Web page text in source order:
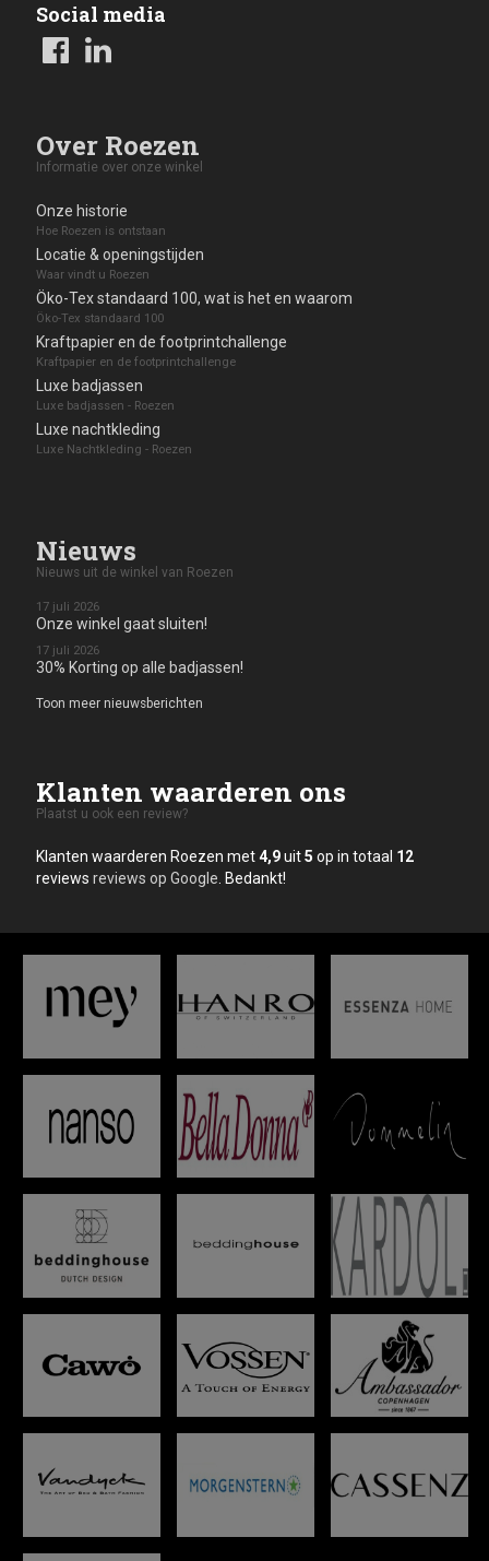
Social media
Over Roezen
Informatie over onze winkel
Onze historie
Hoe Roezen is ontstaan
Locatie & openingstijden
Waar vindt u Roezen
Öko-Tex standaard 100, wat is het en waarom
Öko-Tex standaard 100
Kraftpapier en de footprintchallenge
Kraftpapier en de footprintchallenge
Luxe badjassen
Luxe badjassen - Roezen
Luxe nachtkleding
Luxe Nachtkleding - Roezen
Nieuws
Nieuws uit de winkel van Roezen
17 juli 2026
Onze winkel gaat sluiten!
17 juli 2026
30% Korting op alle badjassen!
Toon meer nieuwsberichten
Klanten waarderen ons
Plaatst u ook een review?
Klanten waarderen Roezen met4,9uit5 op in totaal 12
reviews reviews op Google. Bedankt!